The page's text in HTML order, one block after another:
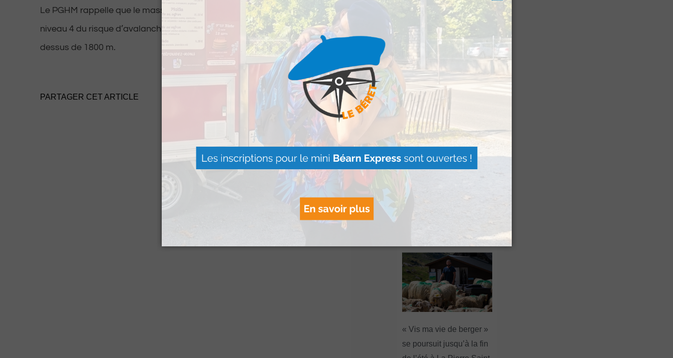
Le PGHM rappelle que le massif d’Aspe-Ossau est passé au
niveau 4 du risque d’avalanche, avec même un niveau 5 au-
dessus de 1800 m.
PARTAGER CET ARTICLE
Le Béret : Un voyage
offert par Version
Voyages pour les grands
gagnants
Lire Plus »
Image Montagne
« Vis ma vie de berger »
se poursuit jusqu’à la fin